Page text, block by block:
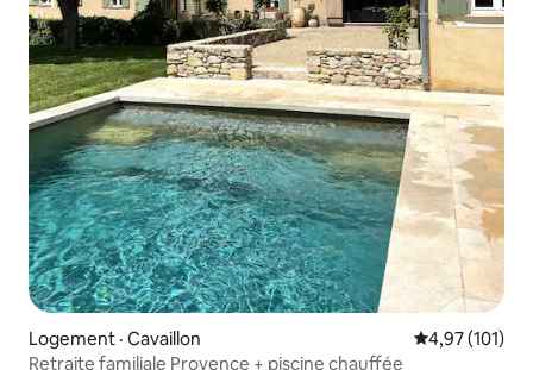
Logement · Cavaillon Note
4,97 (101)
Retraite familiale Provence + piscine chauffée